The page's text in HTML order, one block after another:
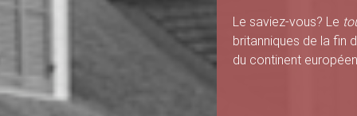
a
i
Le saviez-vous? Le
britanniques de la fin
du continent